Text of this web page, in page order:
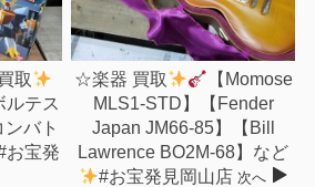
取
ルテス
バト
お宝発
☆楽器 買取
【Momose
MLS1-STD】【Fender
Japan JM66-85】【Bill
Lawrence BO2M-68】など
#お宝発見岡山店 次へ